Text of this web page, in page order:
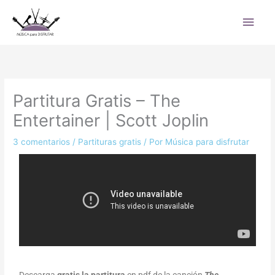
contenido
Partitura Gratis – The
Entertainer | Scott Joplin
3 comentarios / Partituras gratis / Por Música para disfrutar